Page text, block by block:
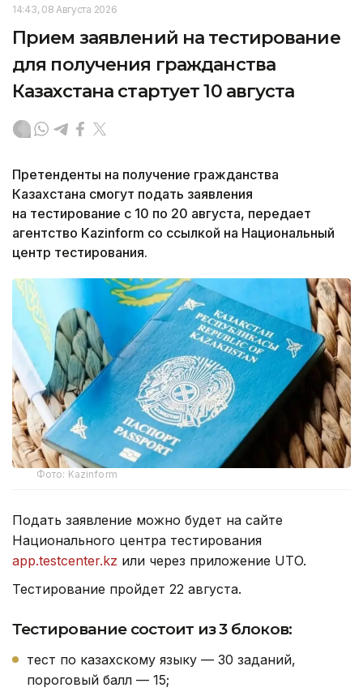
14:43, 08 Августа 2026
Прием заявлений на тестирование
для получения гражданства
Казахстана стартует 10 августа
Претенденты на получение гражданства
Казахстана смогут подать заявления
на тестирование с 10 по 20 августа, передает
агентство Kazinform со ссылкой на Национальный
центр тестирования.
Фото: Kazinform
Подать заявление можно будет на сайте
Национального центра тестирования
app.testcenter.kz или через приложение UTO.
Тестирование пройдет 22 августа.
Тестирование состоит из 3 блоков:
тест по казахскому языку — 30 заданий,
пороговый балл — 15;